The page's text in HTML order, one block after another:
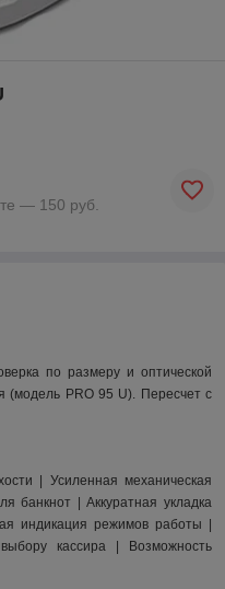
— 150 руб.
по размеру и оптической
(модель PRO 95 U). Пересчет с
| Усиленная механическая
банкнот | Аккуратная укладка
индикация режимов работы |
кассира | Возможность